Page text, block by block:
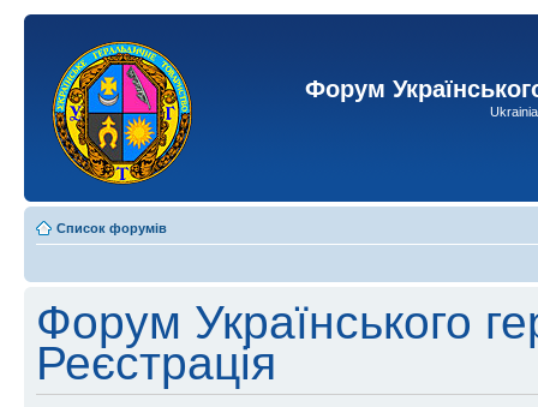
Форум
Список форумів
Форум Українського
Реєстрація